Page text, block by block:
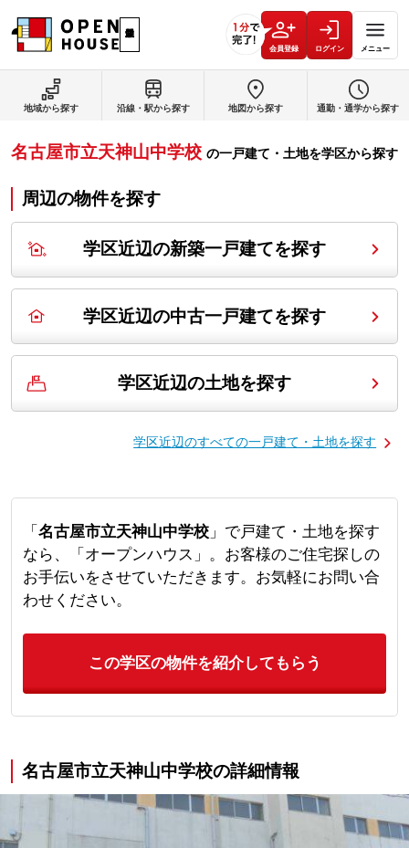
会員登録 ログイン メニュー
地域から探す 沿線・駅から探す 地図から探す 通勤・通学から探す
名古屋市立天神山中学校 の一戸建て・土地を学区から探す
周辺の物件を探す
学区近辺の新築一戸建てを探す
学区近辺の中古一戸建てを探す
学区近辺の土地を探す
学区近辺のすべての一戸建て・土地を探す
「 名古屋市立天神山中学校」で戸建て・土地を探す
なら、「オープンハウス」。お客様のご住宅探しの
お手伝いをさせていただきます。お気軽にお問い合
わせください。
この学区の物件を紹介してもらう
名古屋市立天神山中学校の詳細情報